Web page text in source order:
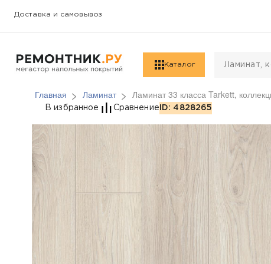
Доставка и самовывоз
Каталог
Главная Ламинат Ламинат 33 класса Tarkett,
Ламинат 33 класса
В избранное Сравнение ID: 4828265